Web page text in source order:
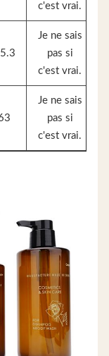
c'est vrai.
Je ne sais
pas si
c'est vrai.
Je ne sais
pas si
c'est vrai.